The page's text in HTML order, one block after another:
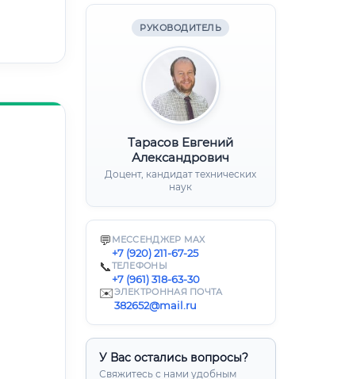
РУКОВОДИТЕЛЬ
Тарасов Евгений
Александрович
Доцент, кандидат технических
наук
💬 МЕССЕНДЖЕР MAX
+7 (920) 211-67-25
📞ТЕЛЕФОНЫ
+7 (961) 318-63-30
✉️ЭЛЕКТРОННАЯ ПОЧТА
382652@mail.ru
У Вас остались вопросы?
Свяжитесь с нами удобным